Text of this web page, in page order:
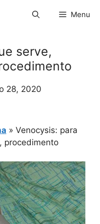
Menu
serve,
28, 2020
» Venocysis: para
procedimento